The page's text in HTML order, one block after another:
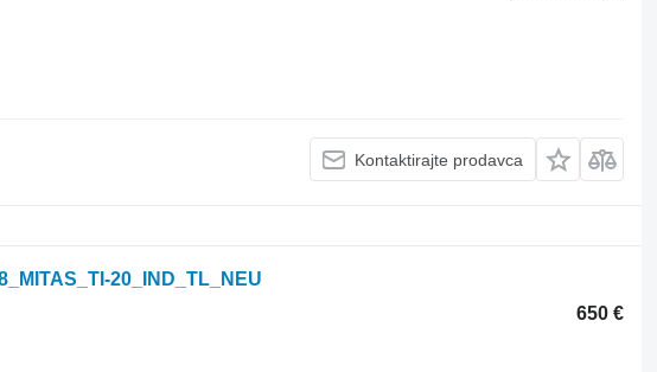
Kontaktirajte prodavca
20_IND_TL_NEU
650 €